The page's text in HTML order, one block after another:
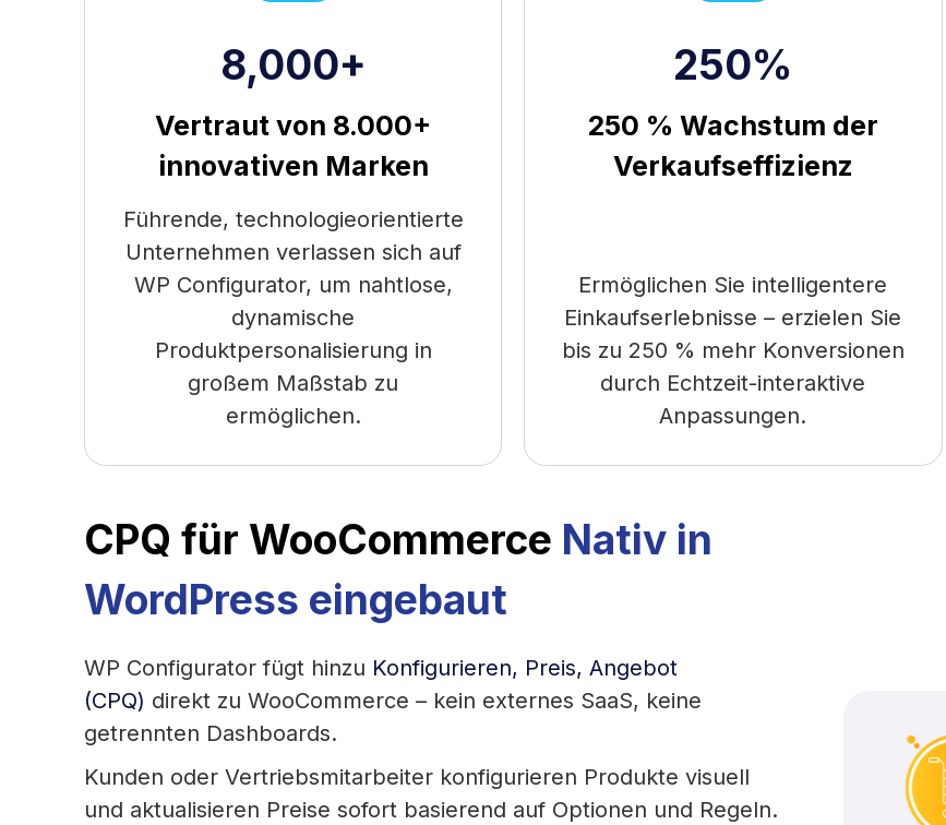
8,000+
Vertraut von 8.000+
innovativen Marken
Führende, technologieorientierte
Unternehmen verlassen sich auf
WP Configurator, um nahtlose,
dynamische
Produktpersonalisierung in
großem Maßstab zu
ermöglichen.
250%
250 % Wachstum der
Verkaufseffizienz
Ermöglichen Sie intelligentere
Einkaufserlebnisse – erzielen Sie
bis zu 250 % mehr Konversionen
durch Echtzeit-interaktive
Anpassungen.
CPQ für WooCommerce Nativ in
WordPress eingebaut
WP Configurator fügt hinzu Konfigurieren, Preis, Angebot
(CPQ) direkt zu WooCommerce – kein externes SaaS, keine
getrennten Dashboards.
Kunden oder Vertriebsmitarbeiter konfigurieren Produkte visuell
und aktualisieren Preise sofort basierend auf Optionen und Regeln.